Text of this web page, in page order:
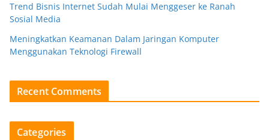
Trend Bisnis Internet Sudah Mulai Menggeser ke Ranah
Sosial Media
Meningkatkan Keamanan Dalam Jaringan Komputer
Menggunakan Teknologi Firewall
Recent Comments
Categories